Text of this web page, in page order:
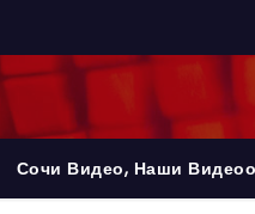
Сочи Видео, Наши